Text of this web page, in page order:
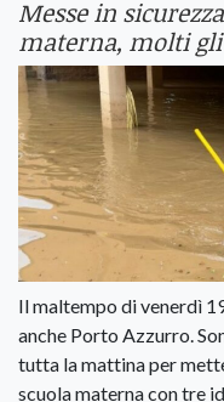
Messe in
materna, molti
Il maltempo di venerdì
anche Porto Azzurro.
tutta la mattina per
scuola materna con tre